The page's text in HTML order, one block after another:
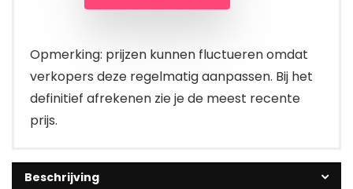
Opmerking: prijzen kunnen fluctueren omdat
verkopers deze regelmatig aanpassen. Bij het
definitief afrekenen zie je de meest recente
prijs.
Beschrijving